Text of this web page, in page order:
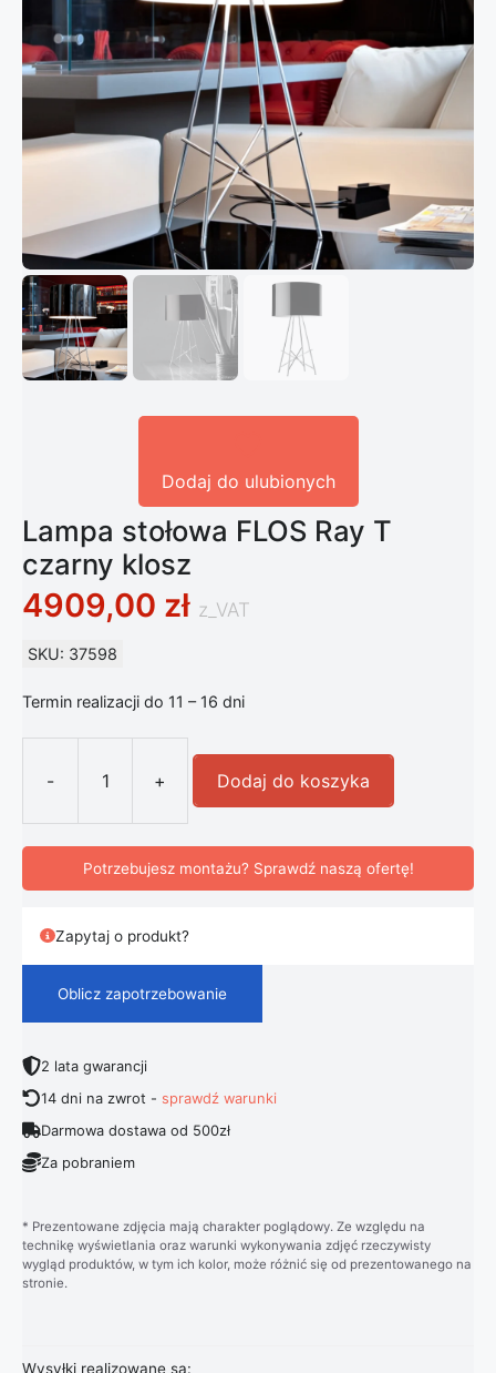
Dodaj do ulubionych
Lampa stołowa FLOS Ray T
czarny klosz
4909,00 zł z_VAT
SKU: 37598
Termin realizacji do 11 – 16 dni
-
ilość Lampa stołowa FLOS Ray T
+ Dodaj do koszyka
Potrzebujesz montażu? Sprawdź naszą ofertę!
Zapytaj o produkt?
Oblicz zapotrzebowanie
2 lata gwarancji
14 dni na zwrot -sprawdź warunki
Darmowa dostawa od 500zł
Za pobraniem
* Prezentowane zdjęcia mają charakter poglądowy. Ze względu na
technikę wyświetlania oraz warunki wykonywania zdjęć rzeczywisty
wygląd produktów, w tym ich kolor, może różnić się od prezentowanego na
stronie.
Wysyłki realizowane są: